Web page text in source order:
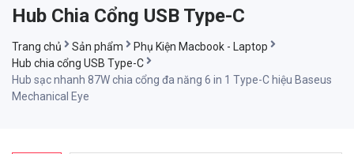
Hub Chia Cổng USB Type-C
Trang chủ Sản phẩm
Phụ Kiện Macbook - Laptop
Hub chia cổng USB Type-C
Hub sạc nhanh 87W chia cổng đa năng 6 in 1 Type-C hiệu Baseus
Mechanical Eye